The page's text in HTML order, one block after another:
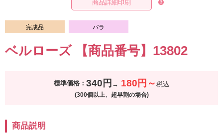
商品詳細印刷
完成品 バラ
ベルローズ 【商品番号】13802
標準価格： 340円 180円～ 税込
(300個以上、超早割の場合)
商品説明